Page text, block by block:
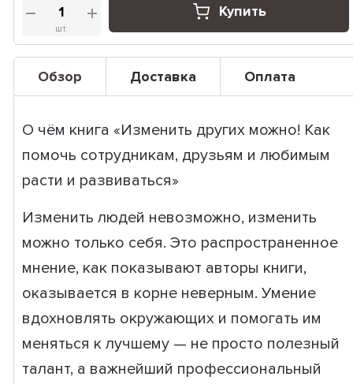
шт.
Купить
Обзор Доставка Оплата
О чём книга «Изменить других можно! Как
помочь сотрудникам, друзьям и любимым
расти и развиваться»
Изменить людей невозможно, изменить
можно только себя. Это распространенное
мнение, как показывают авторы книги,
оказывается в корне неверным. Умение
вдохновлять окружающих и помогать им
меняться к лучшему — не просто полезный
талант, а важнейший профессиональный